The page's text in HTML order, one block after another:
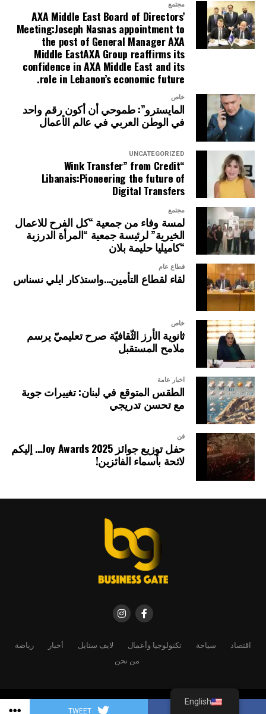
TWEET
مجتمع
AXA Middle East Board of Directors’
Meeting:Joseph Nasnas appointment to
the post of General Manager AXA
Middle EastAXA Group reaffirms its
confidence in AXA Middle East and its
role in Lebanon’s economic future.
خاص
المايسترو”: طموحي أن أكون رقم واحد
في الوطن العربي في عالم الأعمال
UNCATEGORIZED
“Wink Transfer” from Credit
Libanais:Pioneering the future of
Digital Transfers
مجتمع
لمسة وفاء من جمعية “كل الفرح للاعمال
الخيرية” لرئيسة جمعية “المرأة الدرزية
“كاميليا حليمة بلان
قطاع عام
لقاء لقطاع التأمين…واستذكار ايلي نسناس
خاص
ثانوية الأرز الثّقافيّة صرح تعليميّ يرسم
ملامح المستقبل
أخبار عامة
الطقس المتوقع في لبنان: تغييرات جوية
مع تحسن تدريجي
فن
حفل توزيع جوائز Joy Awards 2025… إليكم
لائحة بأسماء الفائزين!
اقتصاد سياحة تكنولوجيا وأعمال لايف ستايل أخبار
رياضة
من نحن
Copyright © 2025 By Business gate magazine
English